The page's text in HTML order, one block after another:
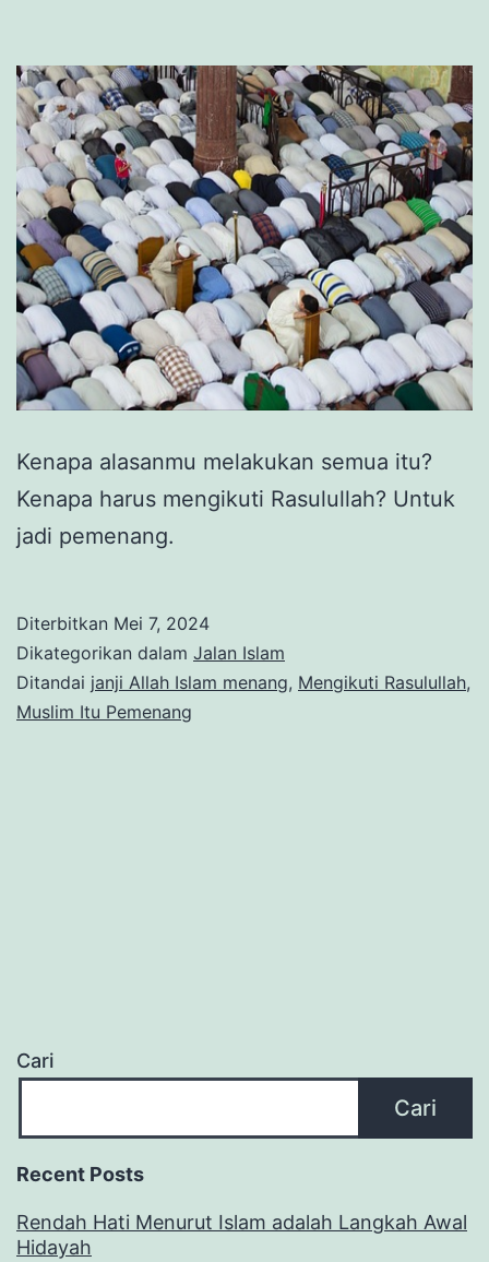
Kenapa alasanmu melakukan semua itu?
Kenapa harus mengikuti Rasulullah? Untuk
jadi pemenang.
Diterbitkan Mei 7, 2024
Dikategorikan dalam Jalan Islam
Ditandai janji Allah Islam menang, Mengikuti Rasulullah,
Muslim Itu Pemenang
Cari
Cari
Recent Posts
Rendah Hati Menurut Islam adalah Langkah Awal
Hidayah